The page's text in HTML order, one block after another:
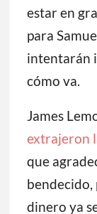
estar en
para
intentarán
cómo va.
James
extrajeron
que
bendecido,
dinero ya